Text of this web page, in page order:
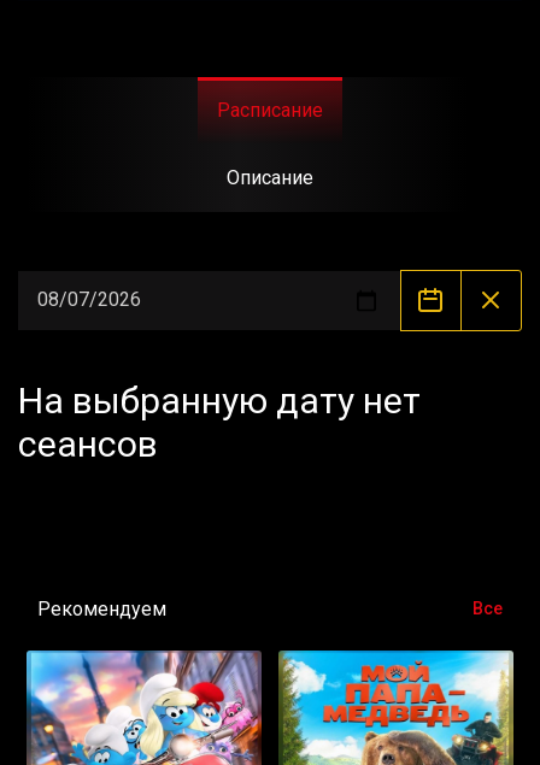
Расписание
Описание
На выбранную дату нет
сеансов
Рекомендуем Все